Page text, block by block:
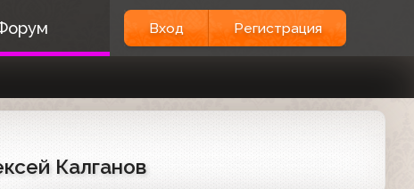
Вход Регистрация
Калганов